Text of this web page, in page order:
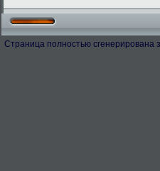
Страница полностью сгенерирована